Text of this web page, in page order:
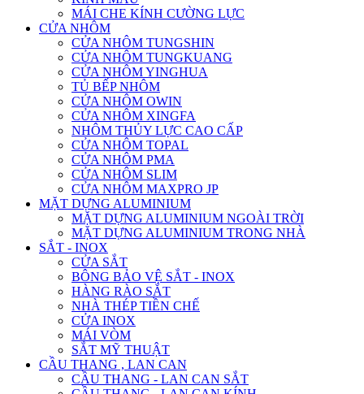
MÁI CHE KÍNH CƯỜNG LỰC
CỬA NHÔM
CỬA NHÔM TUNGSHIN
CỬA NHÔM TUNGKUANG
CỬA NHÔM YINGHUA
TỦ BẾP NHÔM
CỬA NHÔM OWIN
CỬA NHÔM XINGFA
NHÔM THỦY LỰC CAO CẤP
CỬA NHÔM TOPAL
CỬA NHÔM PMA
CỬA NHÔM SLIM
CỬA NHÔM MAXPRO JP
MẶT DỰNG ALUMINIUM
MẶT DỰNG ALUMINIUM NGOÀI TRỜI
MẶT DỰNG ALUMINIUM TRONG NHÀ
SẮT - INOX
CỬA SẮT
BÔNG BẢO VỆ SẮT - INOX
HÀNG RÀO SẮT
NHÀ THÉP TIỀN CHẾ
CỬA INOX
MÁI VÒM
SẮT MỸ THUẬT
CẦU THANG , LAN CAN
CẦU THANG - LAN CAN SẮT